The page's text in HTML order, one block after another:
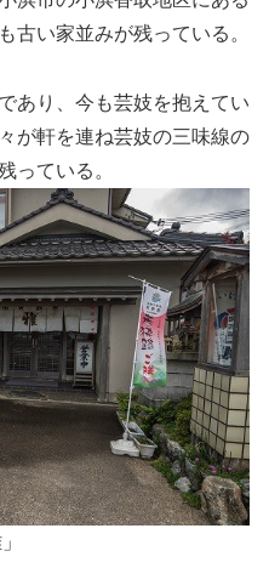
古い家並みが残っている。
あり、今も芸妓を抱えてい
が軒を連ね芸妓の三味線の
っている。